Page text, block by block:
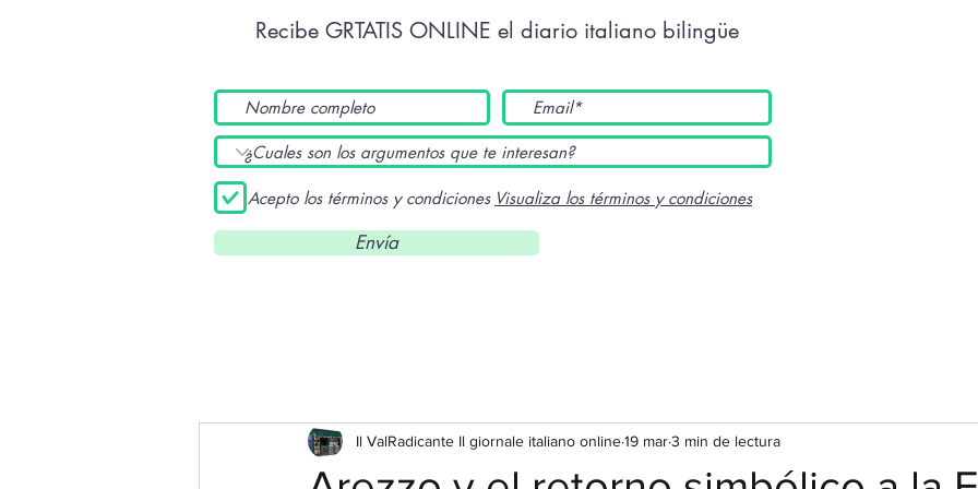
Recibe GRTATIS ONLINE el diario italiano bilingüe
Acepto los términos y condiciones Visualiza los términos y condiciones
Envía
Il ValRadicante Il giornale italiano online19 mar3 min de lectura